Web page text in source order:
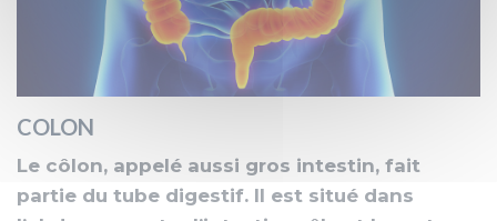
COLON
Le côlon, appelé aussi gros intestin, fait
partie du tube digestif. Il est situé dans